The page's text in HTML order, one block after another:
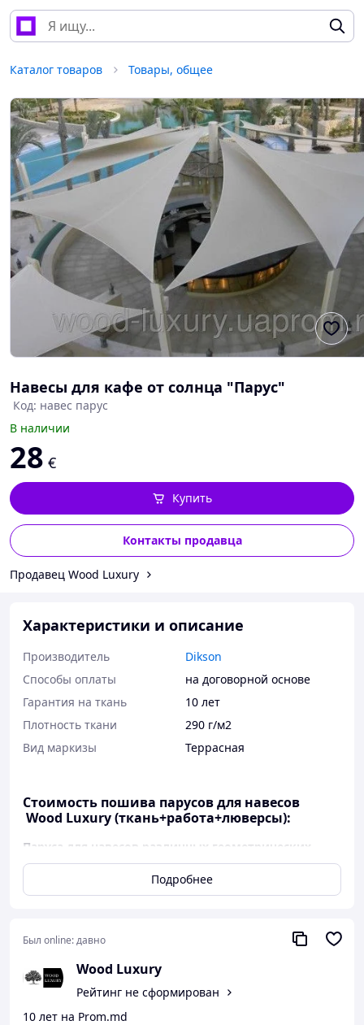
Каталог товаров Товары, общее
Навесы для кафе от солнца "Парус"
Код: навес парус
В наличии
28 €
Контакты продавца
Купить
Продавец Wood Luxury
Характеристики и описание
Производитель
Dikson
Способы оплаты
на договорной основе
Гарантия на ткань
10 лет
Плотность ткани
290 г/м2
Вид маркизы
Террасная
Стоимость пошива парусов для навесов
Wood Luxury (ткань+работа+люверсы):
Паруса для навесов различных геометрических
форм:
- при площади полотна
30€/кв.м ― при площади полотна
28 €/кв.м - при площади полотна
Система стоек рассчитывается индивидуально.
Подробнее
Был online:давно
Wood Luxury
Рейтинг не сформирован
10 лет на Prom.md